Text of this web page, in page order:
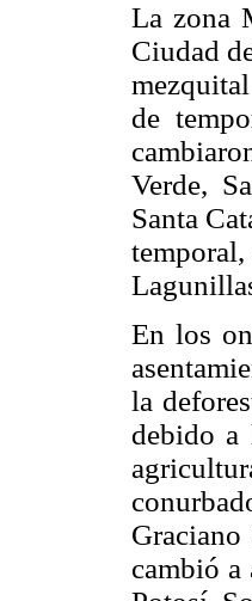
La zona
Ciudad
de
Verde,
Santa
En los
la
debido a
cambió